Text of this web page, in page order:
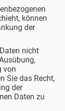
können
der
nicht
von
Sie das Recht,
der
Daten zu